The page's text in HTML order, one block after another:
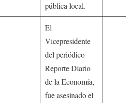
pública local.
El
Vicepresidente
del periódico
Reporte Diario
de la Economía,
fue asesinado el